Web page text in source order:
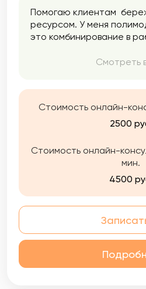
Помогаю клиентам
ресурсом. У меня
это комбинирование в
только проверенные
на автопилоте.
Смотреть
Стоимость онлайн-
2500
Стоимость онлайн-
мин.
4500